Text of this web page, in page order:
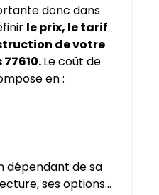
donc dans
le prix, le tarif
de votre
Le coût de
en :
dépendant de sa
ses options…